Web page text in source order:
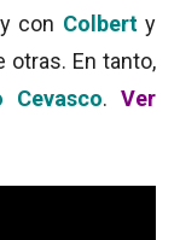
con Colberty
otras. En tanto,
Cevasco. Ver